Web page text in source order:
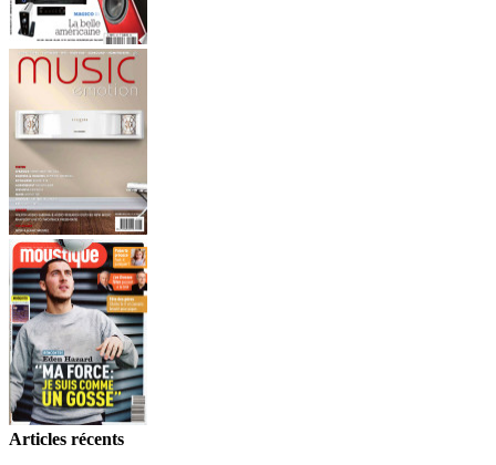
Articles récents